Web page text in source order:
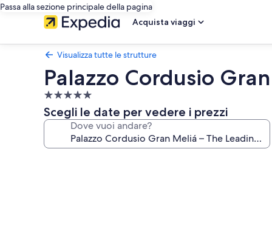
Passa alla sezione principale della pagina
Acquista viaggi
Visualizza tutte le strutture
Palazzo Cordusio
Struttura
a
5.0
Scegli le date per vedere i prezzi
Dove vuoi andare?